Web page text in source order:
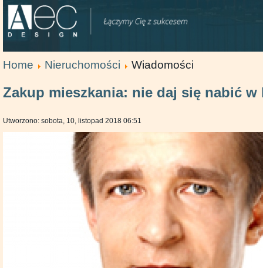
Home Nieruchomości Wiadomości
Zakup mieszkania: nie daj się nabić w
Utworzono: sobota, 10, listopad 2018 06:51